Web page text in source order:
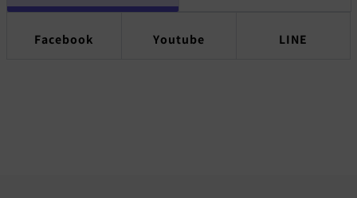
Facebook Youtube LINE